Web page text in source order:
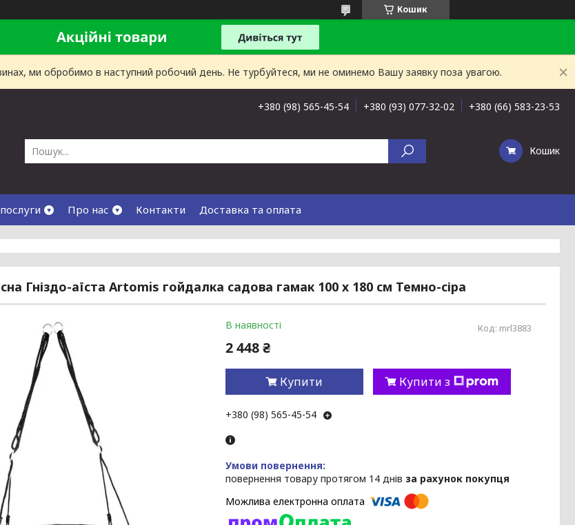
Кошик
ми обробимо в наступний робочий день. Не турбуйтеся, ми не оминемо Вашу заявку поза увагою.
+380 (98) 565-45-54 +380 (93) 077-32-02 +380 (66) 583-23-53
Кошик
Про нас Контакти Доставка та оплата
Гніздо-аїста Artomis гойдалка садова гамак 100 х 180 см Темно-сіра
В наявності Код: mrl3883
2 448 ₴
Купити Купити з
+380 (98) 565-45-54
повернення товару протягом 14 днів за рахунок покупця